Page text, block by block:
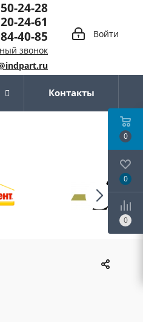
Войти
24-28
24-61
40-85
звонок
Контакты
0
0
0